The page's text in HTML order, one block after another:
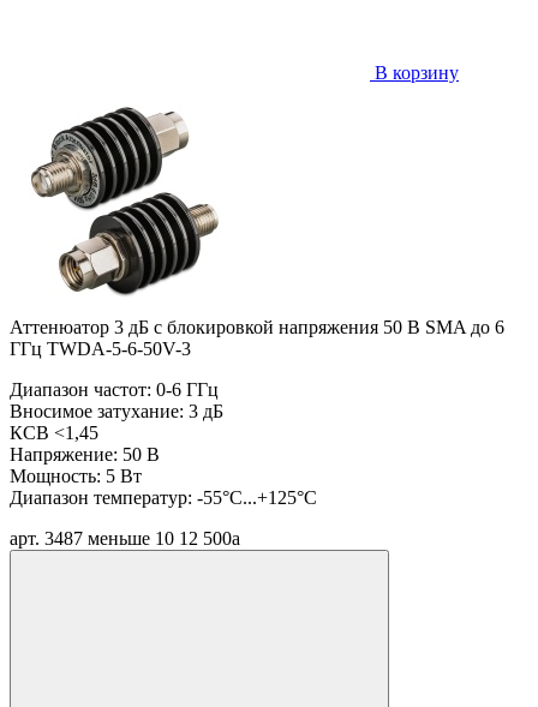
В корзину
Аттенюатор 3 дБ с блокировкой напряжения 50 В SMA до 6
ГГц TWDA-5-6-50V-3
Диапазон частот: 0-6 ГГц
Вносимое затухание: 3 дБ
КСВ <1,45
Напряжение: 50 В
Мощность: 5 Вт
Диапазон температур: -55°C...+125°C
арт. 3487 меньше 10 12 500a